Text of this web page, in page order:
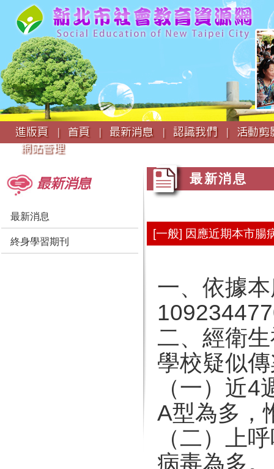
:::
進版頁 |
首頁 | 最新消息 | 認識我們 |
活動
網站管理
最新消息
最新消息
終身學習期刊
最新消息
[一般] 因應近期本市腸
一、依據
二、經衛
學校疑似
（一）近
A型為多，
（二）上
病毒為多。